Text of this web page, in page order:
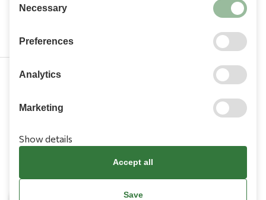
Information
Necessary
Preferences
Analytics
Marketing
Show details
Accept all
Save